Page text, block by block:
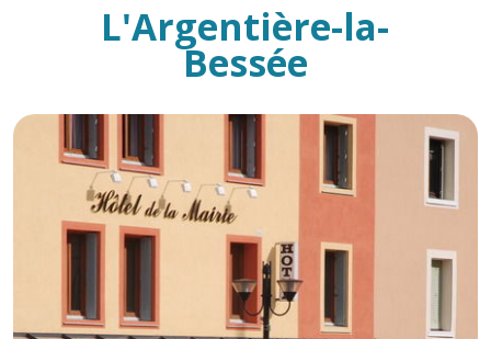
NOS PARCOURS
RANDONNÉES
ORGANISER SON SÉJOUR
RECHERCHER
L'Argentière-la-
Bessée